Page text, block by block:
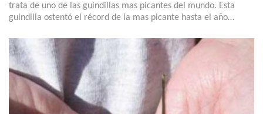
trata de uno de las guindillas mas picantes del mundo. Esta
guindilla ostentó el récord de la mas picante hasta el año…